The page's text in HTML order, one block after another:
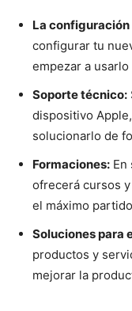
La
configurar tu
empezar a
Soporte técnico:
dispositivo
solucionarlo de
Formaciones: En
ofrecerá cursos
el máximo
Soluciones para
productos y
mejorar la